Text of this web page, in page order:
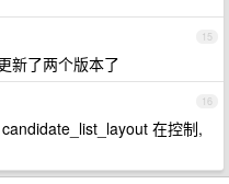
15
新了两个版本了
16
在控制,